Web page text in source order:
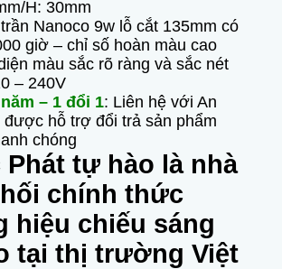
H: 30mm
Nanoco 9w lỗ cắt 135mm có
giờ – chỉ số hoàn màu cao
màu sắc rõ ràng và sắc nét
– 240V
– 1 đổi 1: Liên hệ với An
được hỗ trợ đổi trả sản phẩm
chóng
Phát tự hào là nhà
chính thức
hiệu chiếu sáng
tại thị trường Việt